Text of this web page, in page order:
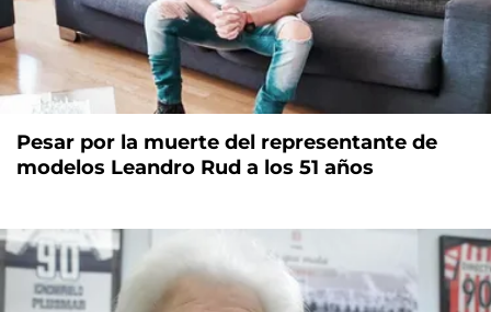
Pesar por la muerte del representante de
modelos Leandro Rud a los 51 años